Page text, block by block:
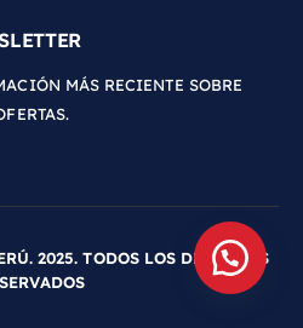
MÁS RECIENTE SOBRE
2025. TODOS LOS DERECHOS